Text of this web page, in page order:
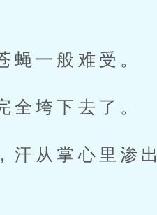
一般难受。
垮下去了。
从掌心里渗